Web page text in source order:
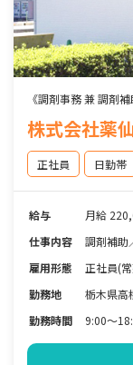
《調剤事務 兼 調剤
株式会社薬
正社員 日勤帯
給与
月給
仕事内容
調剤補助
雇用形態
正社員(
勤務地
栃木県高
勤務時間
9:00～